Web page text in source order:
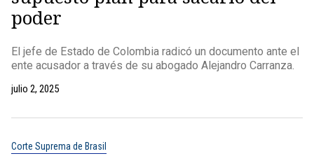
poder
El jefe de Estado de Colombia radicó un documento ante el
ente acusador a través de su abogado Alejandro Carranza.
julio 2, 2025
Corte Suprema de Brasil